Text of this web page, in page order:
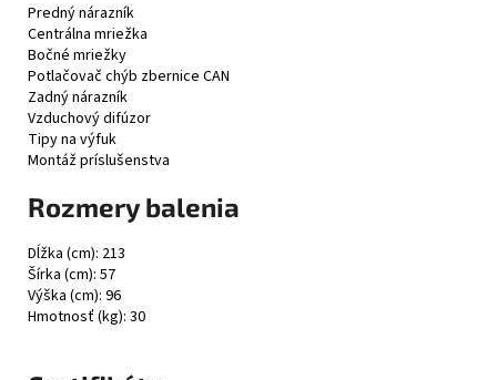
Predný nárazník
Centrálna mriežka
Bočné mriežky
Potlačovač chýb zbernice CAN
Zadný nárazník
Vzduchový difúzor
Tipy na výfuk
Montáž príslušenstva
Rozmery balenia
Dĺžka (cm): 213
Šírka (cm): 57
Výška (cm): 96
Hmotnosť (kg): 30